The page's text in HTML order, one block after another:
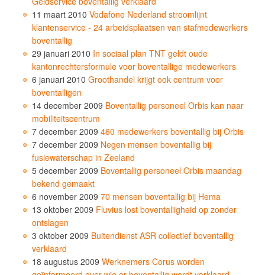
11 maart 2010 Vodafone Nederland stroomlijnt
klantenservice - 24 arbeidsplaatsen van stafmedewerkers
boventallig
29 januari 2010 In sociaal plan TNT geldt oude
kantonrechtersformule voor boventallige medewerkers
6 januari 2010 Groothandel krijgt ook centrum voor
boventalligen
14 december 2009 Boventallig personeel Orbis kan naar
mobiliteitscentrum
7 december 2009 460 medewerkers boventallig bij Orbis
7 december 2009 Negen mensen boventallig bij
fusiewaterschap in Zeeland
5 december 2009 Boventallig personeel Orbis maandag
bekend gemaakt
6 november 2009 70 mensen boventallig bij Hema
13 oktober 2009 Fluvius lost boventalligheid op zonder
ontslagen
3 oktober 2009 Buitendienst ASR collectief boventallig
verklaard
18 augustus 2009 Werknemers Corus worden